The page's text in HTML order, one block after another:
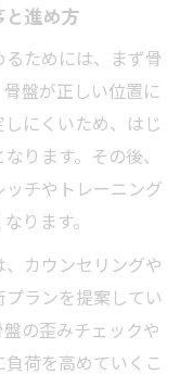
進め方
ためには、まず骨
盤が正しい位置に
にくいため、はじ
ります。その後、
チやトレーニング
ります。
カウンセリングや
ランを提案してい
の歪みチェックや
荷を高めていくこ